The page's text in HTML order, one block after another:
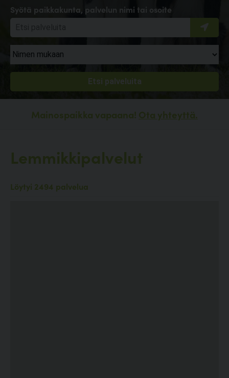
Syötä paikkakunta, palvelun nimi tai osoite
Mainospaikka vapaana! Ota yhteyttä.
Lemmikkipalvelut
Löytyi 2494 palvelua